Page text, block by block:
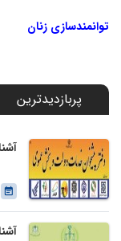
توانمندسازی زنان
پربازدیدترین